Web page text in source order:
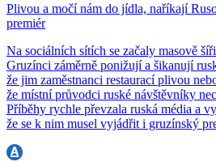
Plivou a močí nám do jídla, naříkají
premiér
Na sociálních sítích se začaly masově
Gruzínci záměrně ponižují a šikanují
že jim zaměstnanci restaurací plivou
že místní průvodci ruské návštěvníky
Příběhy rychle převzala ruská média a
že se k nim musel vyjádřit i gruzínský